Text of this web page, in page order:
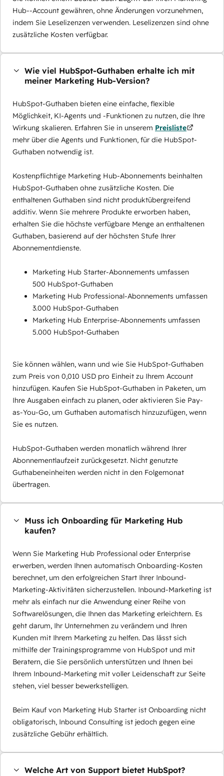
Hub--Account gewähren, ohne Änderungen vorzunehmen,
indem Sie Leselizenzen verwenden. Leselizenzen sind ohne
zusätzliche Kosten verfügbar.
Wie viel HubSpot-Guthaben erhalte ich mit
meiner Marketing Hub-Version?
HubSpot-Guthaben bieten eine einfache, flexible
Möglichkeit, KI-Agents und -Funktionen zu nutzen, die Ihre
Wirkung skalieren. Erfahren Sie in unserem Preisliste
mehr über die Agents und Funktionen, für die HubSpot-
Guthaben notwendig ist.
Kostenpflichtige Marketing Hub-Abonnements beinhalten
HubSpot-Guthaben ohne zusätzliche Kosten. Die
enthaltenen Guthaben sind nicht produktübergreifend
additiv. Wenn Sie mehrere Produkte erworben haben,
erhalten Sie die höchste verfügbare Menge an enthaltenen
Guthaben, basierend auf der höchsten Stufe Ihrer
Abonnementdienste.
Marketing Hub Starter-Abonnements umfassen
500 HubSpot-Guthaben
Marketing Hub Professional-Abonnements umfassen
3.000 HubSpot-Guthaben
Marketing Hub Enterprise-Abonnements umfassen
5.000 HubSpot-Guthaben
Sie können wählen, wann und wie Sie HubSpot-Guthaben
zum Preis von 0,010 USD pro Einheit zu Ihrem Account
hinzufügen. Kaufen Sie HubSpot-Guthaben in Paketen, um
Ihre Ausgaben einfach zu planen, oder aktivieren Sie Pay-
as-You-Go, um Guthaben automatisch hinzuzufügen, wenn
Sie es nutzen.
HubSpot-Guthaben werden monatlich während Ihrer
Abonnementlaufzeit zurückgesetzt. Nicht genutzte
Guthabeneinheiten werden nicht in den Folgemonat
übertragen.
Muss ich Onboarding für Marketing Hub
kaufen?
Wenn Sie Marketing Hub Professional oder Enterprise
erwerben, werden Ihnen automatisch Onboarding-Kosten
berechnet, um den erfolgreichen Start Ihrer Inbound-
Marketing-Aktivitäten sicherzustellen. Inbound-Marketing ist
mehr als einfach nur die Anwendung einer Reihe von
Softwarelösungen, die Ihnen das Marketing erleichtern. Es
geht darum, Ihr Unternehmen zu verändern und Ihren
Kunden mit Ihrem Marketing zu helfen. Das lässt sich
mithilfe der Trainingsprogramme von HubSpot und mit
Beratern, die Sie persönlich unterstützen und Ihnen bei
Ihrem Inbound-Marketing mit voller Leidenschaft zur Seite
stehen, viel besser bewerkstelligen.
Beim Kauf von Marketing Hub Starter ist Onboarding nicht
obligatorisch, Inbound Consulting ist jedoch gegen eine
zusätzliche Gebühr erhältlich.
Welche Art von Support bietet HubSpot?